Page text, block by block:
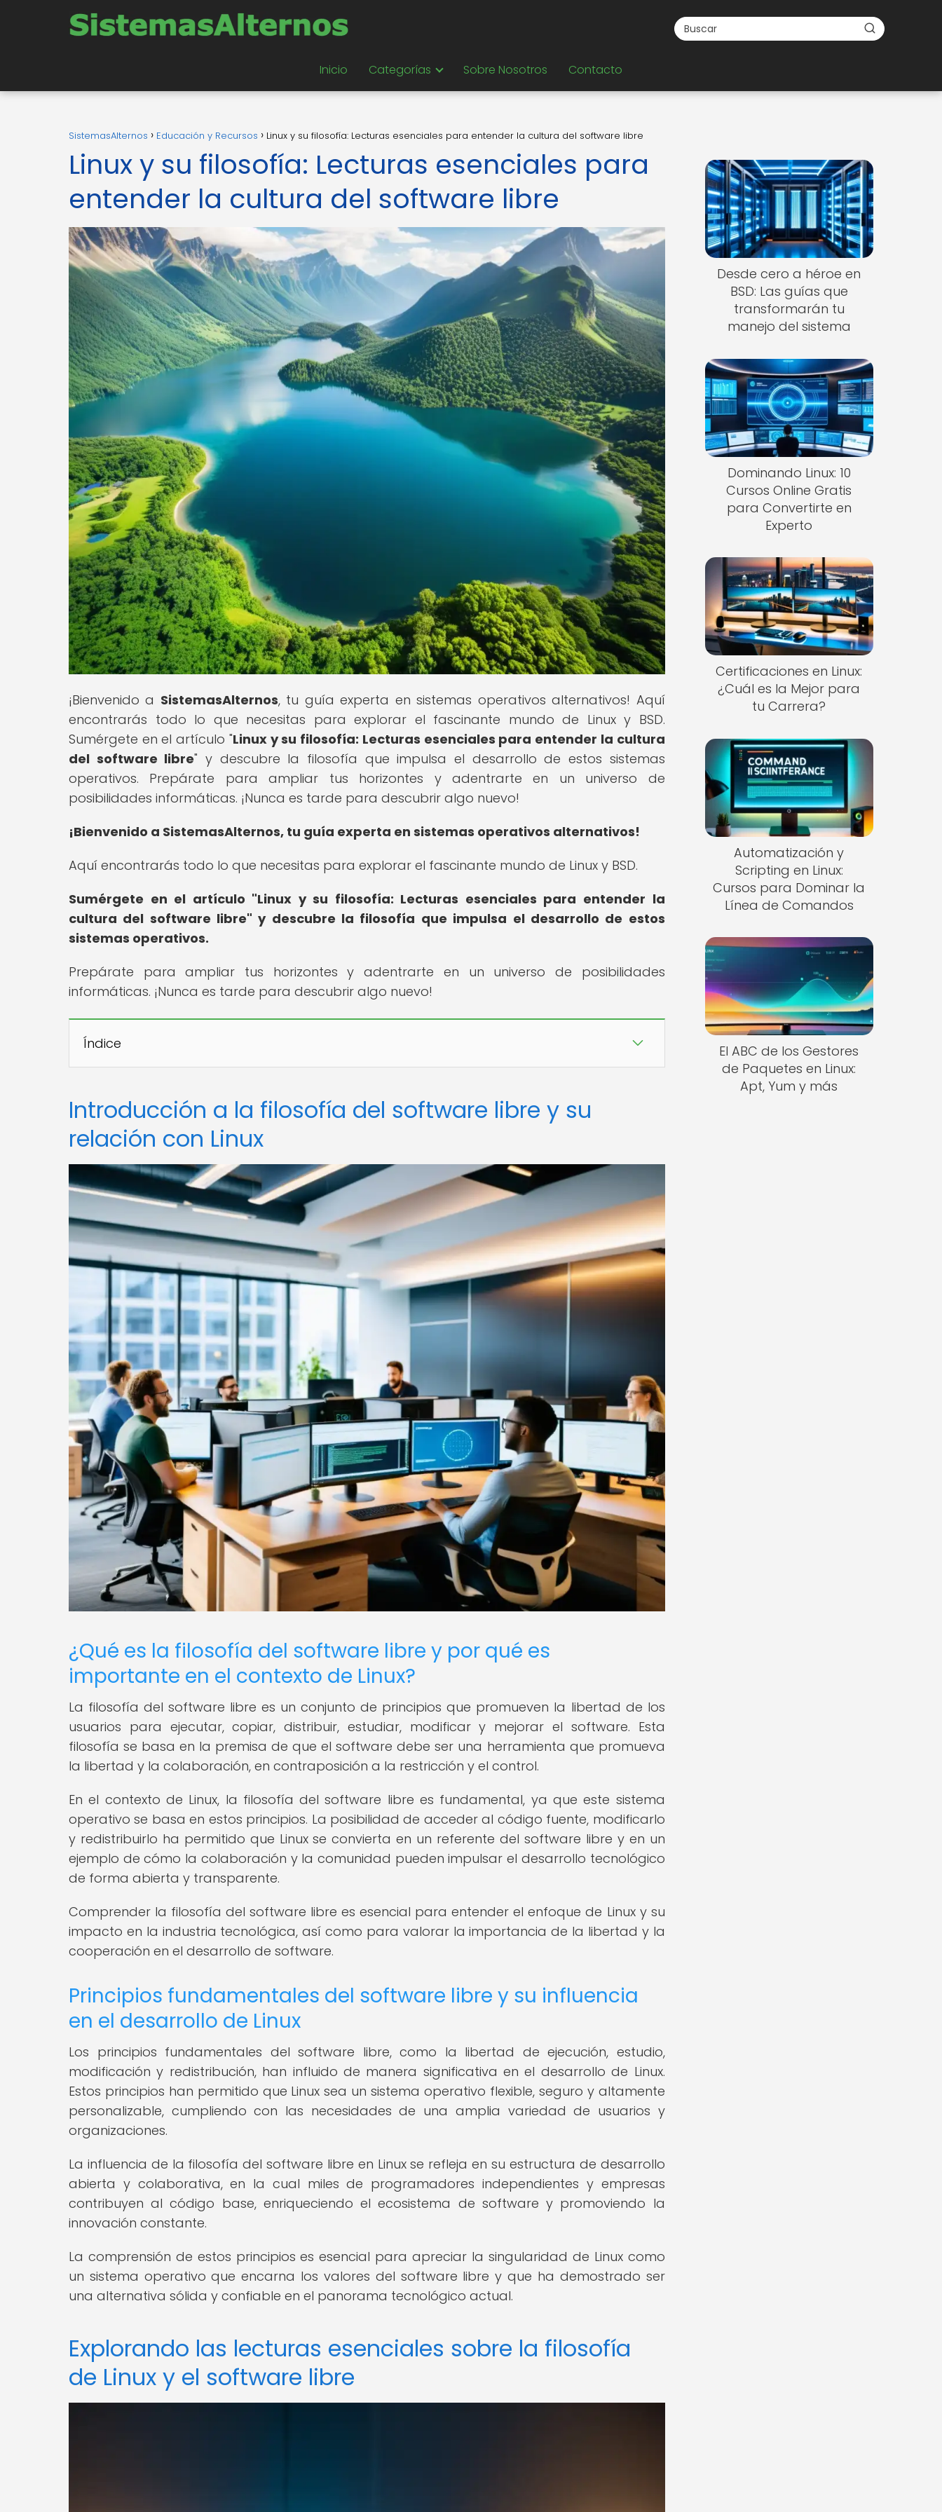
Inicio Categorías Sobre Nosotros Contacto
SistemasAlternos Educación y Recursos Linux y su filosofía: Lecturas esenciales para entender la cultura del software libre
Linux y su filosofía: Lecturas esenciales para
entender la cultura del software libre
¡Bienvenido a SistemasAlternos, tu guía experta en sistemas operativos alternativos! Aquí
encontrarás todo lo que necesitas para explorar el fascinante mundo de Linux y BSD.
Sumérgete en el artículo "Linux y su filosofía: Lecturas esenciales para entender la cultura
del software libre" y descubre la filosofía que impulsa el desarrollo de estos sistemas
operativos. Prepárate para ampliar tus horizontes y adentrarte en un universo de
posibilidades informáticas. ¡Nunca es tarde para descubrir algo nuevo!
¡Bienvenido a SistemasAlternos, tu guía experta en sistemas operativos alternativos!
Aquí encontrarás todo lo que necesitas para explorar el fascinante mundo de Linux y BSD.
Sumérgete en el artículo "Linux y su filosofía: Lecturas esenciales para entender la
cultura del software libre" y descubre la filosofía que impulsa el desarrollo de estos
sistemas operativos.
Prepárate para ampliar tus horizontes y adentrarte en un universo de posibilidades
informáticas. ¡Nunca es tarde para descubrir algo nuevo!
Índice
Introducción a la filosofía del software libre y su
relación con Linux
¿Qué es la filosofía del software libre y por qué es
importante en el contexto de Linux?
La filosofía del software libre es un conjunto de principios que promueven la libertad de los
usuarios para ejecutar, copiar, distribuir, estudiar, modificar y mejorar el software. Esta
filosofía se basa en la premisa de que el software debe ser una herramienta que promueva
la libertad y la colaboración, en contraposición a la restricción y el control.
En el contexto de Linux, la filosofía del software libre es fundamental, ya que este sistema
operativo se basa en estos principios. La posibilidad de acceder al código fuente, modificarlo
y redistribuirlo ha permitido que Linux se convierta en un referente del software libre y en un
ejemplo de cómo la colaboración y la comunidad pueden impulsar el desarrollo tecnológico
de forma abierta y transparente.
Comprender la filosofía del software libre es esencial para entender el enfoque de Linux y su
impacto en la industria tecnológica, así como para valorar la importancia de la libertad y la
cooperación en el desarrollo de software.
Principios fundamentales del software libre y su influencia
en el desarrollo de Linux
Los principios fundamentales del software libre, como la libertad de ejecución, estudio,
modificación y redistribución, han influido de manera significativa en el desarrollo de Linux.
Estos principios han permitido que Linux sea un sistema operativo flexible, seguro y altamente
personalizable, cumpliendo con las necesidades de una amplia variedad de usuarios y
organizaciones.
La influencia de la filosofía del software libre en Linux se refleja en su estructura de desarrollo
abierta y colaborativa, en la cual miles de programadores independientes y empresas
contribuyen al código base, enriqueciendo el ecosistema de software y promoviendo la
innovación constante.
La comprensión de estos principios es esencial para apreciar la singularidad de Linux como
un sistema operativo que encarna los valores del software libre y que ha demostrado ser
una alternativa sólida y confiable en el panorama tecnológico actual.
Explorando las lecturas esenciales sobre la filosofía
de Linux y el software libre
Desde cero a héroe en
BSD: Las guías que
transformarán tu
manejo del sistema
Dominando Linux: 10
Cursos Online Gratis
para Convertirte en
Experto
Certificaciones en Linux:
¿Cuál es la Mejor para
tu Carrera?
Automatización y
Scripting en Linux:
Cursos para Dominar la
Línea de Comandos
El ABC de los Gestores
de Paquetes en Linux:
Apt, Yum y más